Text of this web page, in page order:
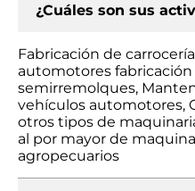
¿Cuáles son sus
Fabricación de
automotores
semirremolques,
vehículos automotores,
otros tipos de
al por mayor de
agropecuarios